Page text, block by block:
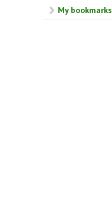
My bookmarks